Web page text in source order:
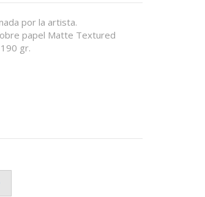
por la artista.
papel Matte Textured
gr.